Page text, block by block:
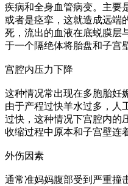
疾病和全身血管病变。主要
或者是痉挛，这就造成远端
死，流出的血液在底蜕膜层
于一个隔绝体将胎盘和子宫
宫腔内压力下降
这种情况常出现在多胞胎妊
由于产程过快羊水过多，人
过快，这种情况下宫腔内的
收缩过程中原本和子宫壁连
外伤因素
通常准妈妈腹部受到严重撞